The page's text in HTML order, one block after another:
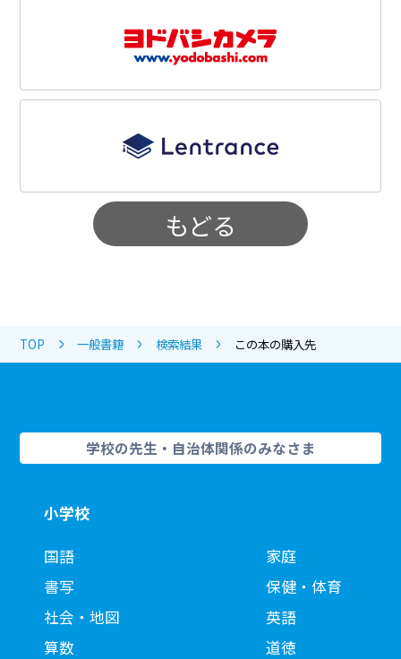
もどる
TOP 一般書籍 検索結果 この本の購入先
学校の先生・自治体関係のみなさま
小学校
国語
書写
社会・地図
算数
家庭
保健・体育
英語
道徳